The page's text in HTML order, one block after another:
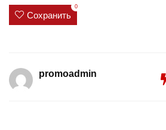
Сохранить
0
promoadmin